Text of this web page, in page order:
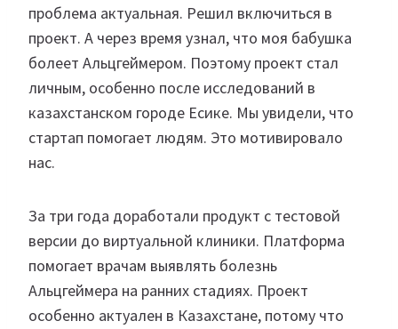
проблема актуальная. Решил включиться в
проект. А через время узнал, что моя бабушка
болеет Альцгеймером. Поэтому проект стал
личным, особенно после исследований в
казахстанском городе Есике. Мы увидели, что
стартап помогает людям. Это мотивировало
нас.
За три года доработали продукт с тестовой
версии до виртуальной клиники. Платформа
помогает врачам выявлять болезнь
Альцгеймера на ранних стадиях. Проект
особенно актуален в Казахстане, потому что